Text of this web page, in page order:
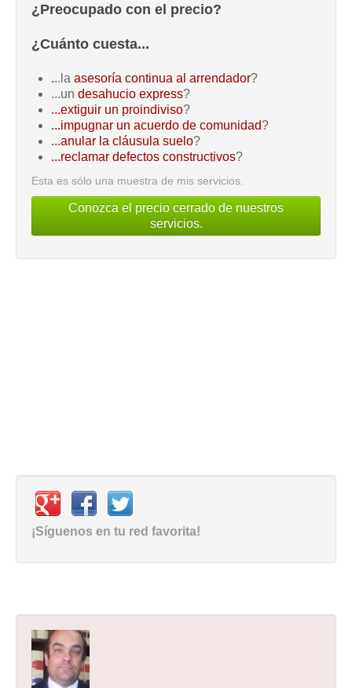
¿Preocupado con el precio?
¿Cuánto cuesta...
...la asesoría continua al arrendador?
...un desahucio express?
...extiguir un proindiviso?
...impugnar un acuerdo de comunidad?
...anular la cláusula suelo?
...reclamar defectos constructivos?
Esta es sólo una muestra de mis servicios.
Conozca el precio cerrado de nuestros
servicios.
¡Síguenos en tu red favorita!